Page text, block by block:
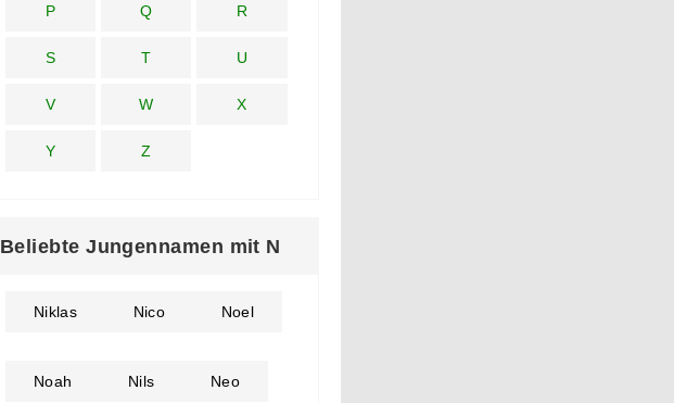
P Q R
S T U
V W X
Y Z
Beliebte Jungennamen mit N
Niklas Nico Noel
Noah Nils Neo